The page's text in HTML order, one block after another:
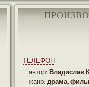
ТЕЛЕФОН
автор: Владислав
жанр: драма,